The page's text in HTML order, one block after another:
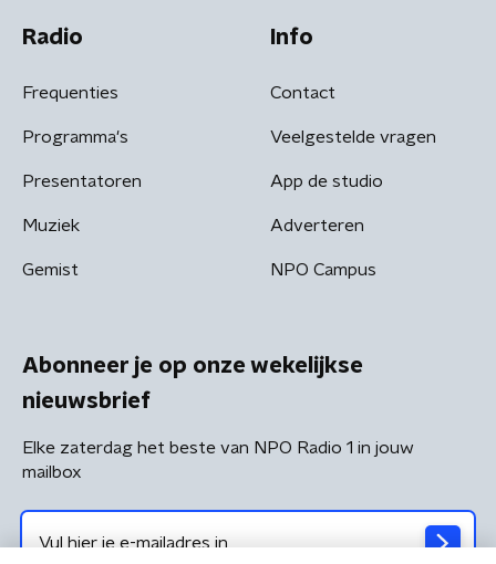
Radio
Frequenties
Programma's
Presentatoren
Muziek
Gemist
Info
Contact
Veelgestelde vragen
App de studio
Adverteren
NPO Campus
Abonneer je op onze wekelijkse
nieuwsbrief
Elke zaterdag het beste van NPO Radio 1 in jouw
mailbox